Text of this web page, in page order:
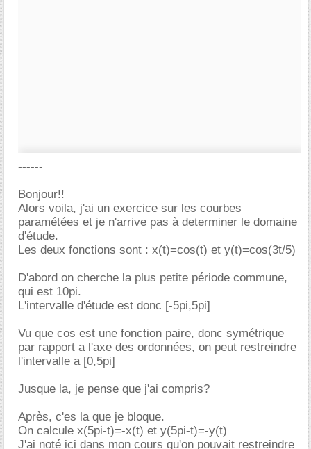
------
Bonjour!!
Alors voila, j'ai un exercice sur les courbes
paramétées et je n'arrive pas à determiner le domaine
d'étude.
Les deux fonctions sont : x(t)=cos(t) et y(t)=cos(3t/5)
D'abord on cherche la plus petite période commune,
qui est 10pi.
L'intervalle d'étude est donc [-5pi,5pi]
Vu que cos est une fonction paire, donc symétrique
par rapport a l'axe des ordonnées, on peut restreindre
l'intervalle a [0,5pi]
Jusque la, je pense que j'ai compris?
Après, c'es la que je bloque.
On calcule x(5pi-t)=-x(t) et y(5pi-t)=-y(t)
J'ai noté ici dans mon cours qu'on pouvait restreindre